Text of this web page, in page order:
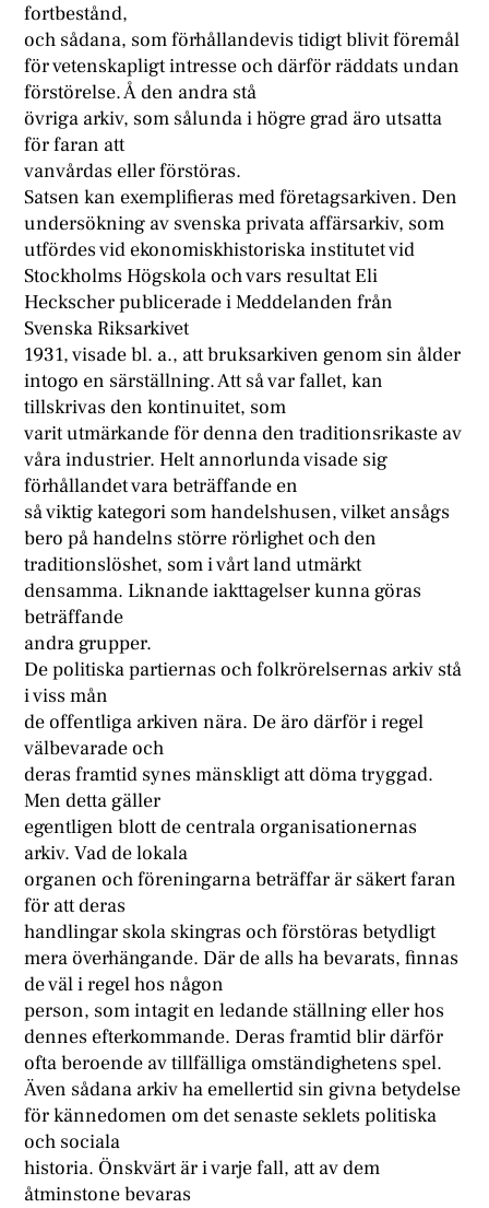
fortbestånd,
och sådana, som förhållandevis tidigt blivit föremål
för vetenskapligt intresse och därför räddats undan
förstörelse. Å den andra stå
övriga arkiv, som sålunda i högre grad äro utsatta
för faran att
vanvårdas eller förstöras.
Satsen kan exemplifieras med företagsarkiven. Den
undersökning av svenska privata affärsarkiv, som
utfördes vid ekonomiskhistoriska institutet vid
Stockholms Högskola och vars resultat Eli
Heckscher publicerade i Meddelanden från
Svenska Riksarkivet
1931, visade bl. a., att bruksarkiven genom sin ålder
intogo en särställning. Att så var fallet, kan
tillskrivas den kontinuitet, som
varit utmärkande för denna den traditionsrikaste av
våra industrier. Helt annorlunda visade sig
förhållandet vara beträffande en
så viktig kategori som handelshusen, vilket ansågs
bero på handelns större rörlighet och den
traditionslöshet, som i vårt land utmärkt
densamma. Liknande iakttagelser kunna göras
beträffande
andra grupper.
De politiska partiernas och folkrörelsernas arkiv stå
i viss mån
de offentliga arkiven nära. De äro därför i regel
välbevarade och
deras framtid synes mänskligt att döma tryggad.
Men detta gäller
egentligen blott de centrala organisationernas
arkiv. Vad de lokala
organen och föreningarna beträffar är säkert faran
för att deras
handlingar skola skingras och förstöras betydligt
mera överhängande. Där de alls ha bevarats, finnas
de väl i regel hos någon
person, som intagit en ledande ställning eller hos
dennes efterkommande. Deras framtid blir därför
ofta beroende av tillfälliga omständighetens spel.
Även sådana arkiv ha emellertid sin givna betydelse
för kännedomen om det senaste seklets politiska
och sociala
historia. Önskvärt är i varje fall, att av dem
åtminstone bevaras